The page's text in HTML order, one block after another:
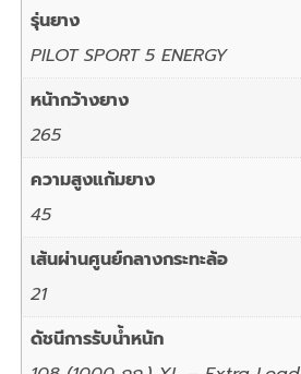
รุ่นยาง
PILOT SPORT 5 ENERGY
หน้ากว้างยาง
265
ความสูงแก้มยาง
45
เส้นผ่านศูนย์กลางกระทะล้อ
21
ดัชนีการรับน้ำหนัก